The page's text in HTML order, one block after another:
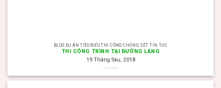
BLOG DỰ ÁN TIÊU BIỂU THI CÔNG CHỐNG SÉT TIN TỨC
THI CÔNG TRÌNH TẠI ĐƯỜNG LÁNG
19 Tháng Sáu, 2018